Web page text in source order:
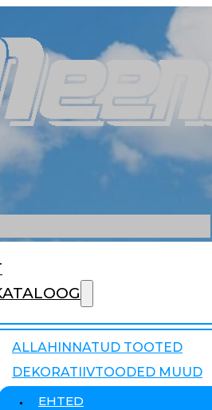
ALLAHINNATUD TOOTED
DEKORATIIVTOODED MUUD
EHTED